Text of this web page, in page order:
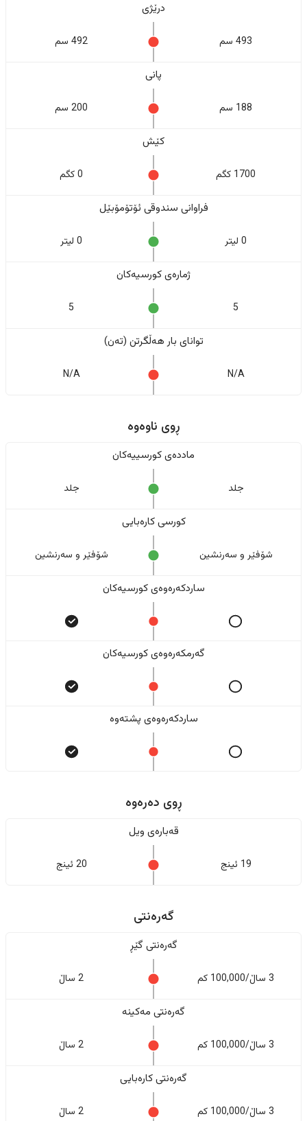
درێژی
493 سم 492 سم
پانی
188 سم 200 سم
کێش
1700 کگم 0 کگم
فراوانی سندوقی ئۆتۆمۆبێل
0 لیتر 0 لیتر
ژمارەی کورسیەکان
5
5
تواناى بار هەڵگرتن (تەن)
N/A
N/A
ڕوی ناوەوە
ماددەی کورسییەکان
جلد جلد
کورسی کارەبایی
شۆفێر و سەرنشین شۆفێر و سەرنشین
ساردکەرەوەی کورسیەکان
گەرمکەرەوەی کورسیەکان
ساردکەرەوەی پشتەوە
ڕوی دەرەوە
قەبارەی ویل
19 ئینج 20 ئینج
گەرەنتی
گەرەنتی گێڕ
3 ساڵ/100,000 کم 2 ساڵ
گەرەنتی مەکینە
3 ساڵ/100,000 کم 2 ساڵ
گەرەنتی کارەبایی
3 ساڵ/100,000 کم 2 ساڵ